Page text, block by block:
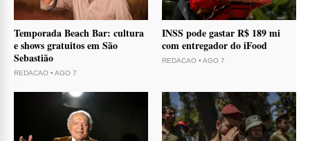
Temporada Beach Bar: cultura
e shows gratuitos em São
Sebastião
REDACAO • AGO 7
INSS pode gastar R$ 189 mi
com entregador do iFood
REDACAO • AGO 7